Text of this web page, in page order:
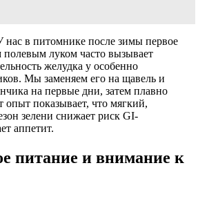
в питомнике после зимы первое
луком часто вызывает
желудка у особенно
Мы заменяем его на щавель и
на первые дни, затем плавно
показывает, что мягкий,
зелени снижает риск GI-
аппетит.
питание и внимание к